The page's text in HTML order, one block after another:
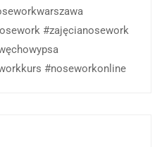
#zajęcianosework
#noseworkonline